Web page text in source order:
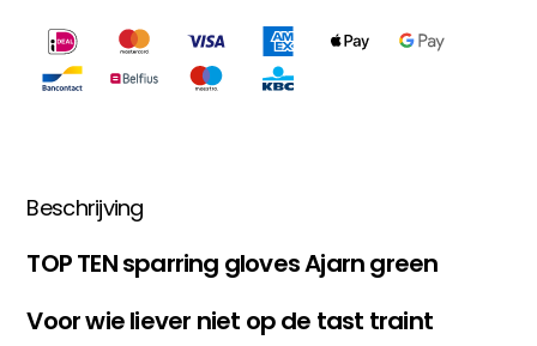
Beschrijving
TOP TEN sparring gloves Ajarn green
Voor wie liever niet op de tast traint